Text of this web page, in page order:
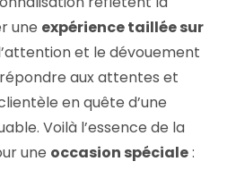
une expérience taillée sur
et le dévouement
aux attentes et
en quête d’une
Voilà l’essence de la
une occasion spéciale: